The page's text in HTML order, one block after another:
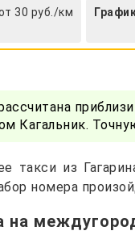
30 руб./км
Кагальник.
такси из
номера
на